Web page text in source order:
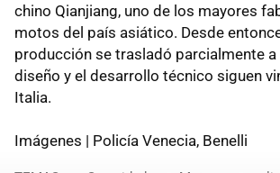
chino Qianjiang, uno de los mayores
motos del país asiático. Desde
producción se trasladó parcialmente a
diseño y el desarrollo técnico siguen
Italia.
Imágenes | Policía Venecia, Benelli